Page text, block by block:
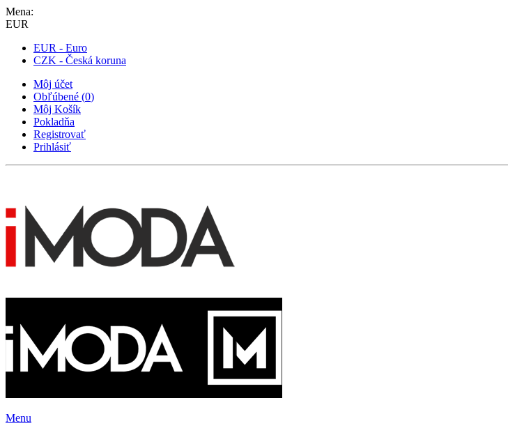
Mena:
EUR
EUR - Euro
CZK - Česká koruna
Môj účet
Obľúbené (0)
Môj Košík
Pokladňa
Registrovať
Prihlásiť
Menu